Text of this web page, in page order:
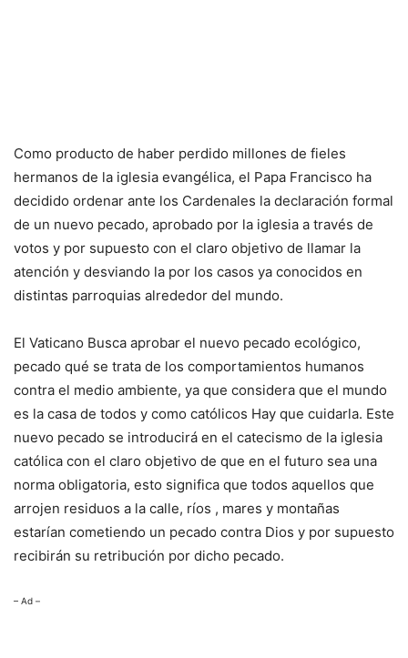
Como producto de haber perdido millones de fieles
hermanos de la iglesia evangélica, el Papa Francisco ha
decidido ordenar ante los Cardenales la declaración formal
de un nuevo pecado, aprobado por la iglesia a través de
votos y por supuesto con el claro objetivo de llamar la
atención y desviando la por los casos ya conocidos en
distintas parroquias alrededor del mundo.
El Vaticano Busca aprobar el nuevo pecado ecológico,
pecado qué se trata de los comportamientos humanos
contra el medio ambiente, ya que considera que el mundo
es la casa de todos y como católicos Hay que cuidarla. Este
nuevo pecado se introducirá en el catecismo de la iglesia
católica con el claro objetivo de que en el futuro sea una
norma obligatoria, esto significa que todos aquellos que
arrojen residuos a la calle, ríos , mares y montañas
estarían cometiendo un pecado contra Dios y por supuesto
recibirán su retribución por dicho pecado.
– Ad –